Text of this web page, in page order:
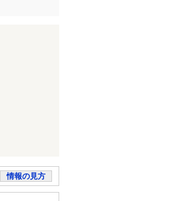
情報の見方